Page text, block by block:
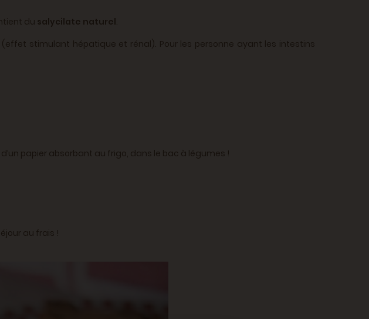
du salycilate naturel.
stimulant hépatique et rénal). Pour les personne ayant les intestins
papier absorbant au frigo, dans le bac à légumes !
au frais !